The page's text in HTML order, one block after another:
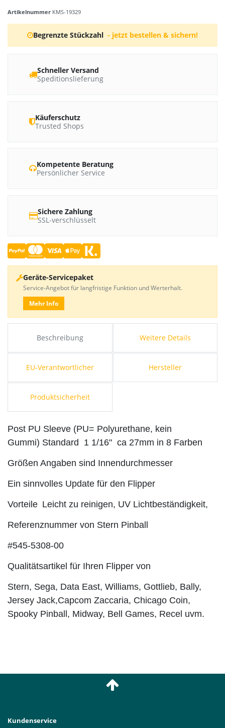
Beschreibung Weitere Details
EU-Verantwortlicher Hersteller
Produktsicherheit
Post PU Sleeve (PU= Polyurethane, kein
Gummi) Standard 1 1/16" ca 27mm in 8 Farben
Größen Angaben sind Innendurchmesser
Ein sinnvolles Update für den Flipper
Vorteile Leicht zu reinigen, UV Lichtbeständigkeit,
Referenznummer von Stern Pinball
#545-5308-00
Qualitätsartikel für Ihren Flipper von
Stern, Sega, Data East, Williams, Gottlieb, Bally,
Jersey Jack,Capcom Zaccaria, Chicago Coin,
Spooky Pinball, Midway, Bell Games, Recel uvm.
Artikelnummer KMS-19329
Begrenzte Stückzahl - jetzt bestellen & sichern!
Schneller Versand
Speditionslieferung
Käuferschutz
Trusted Shops
Kompetente Beratung
Persönlicher Service
Sichere Zahlung
SSL-verschlüsselt
Geräte-Servicepaket
Service-Angebot für langfristige Funktion und Werterhalt.
Mehr Info
Kundenservice